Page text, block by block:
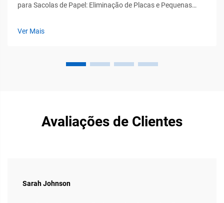
para Sacolas de Papel: Eliminação de Placas e Pequenas
Ver Mais
Avaliações de Clientes
Sarah Johnson